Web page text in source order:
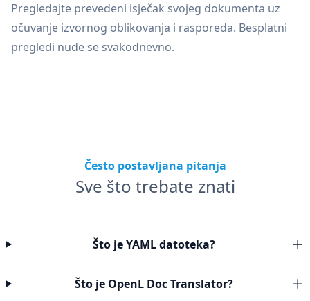
Pregledajte prevedeni isječak svojeg dokumenta uz
očuvanje izvornog oblikovanja i rasporeda. Besplatni
pregledi nude se svakodnevno.
Često postavljana pitanja
Sve što trebate znati
Što je YAML datoteka?
Što je OpenL Doc Translator?